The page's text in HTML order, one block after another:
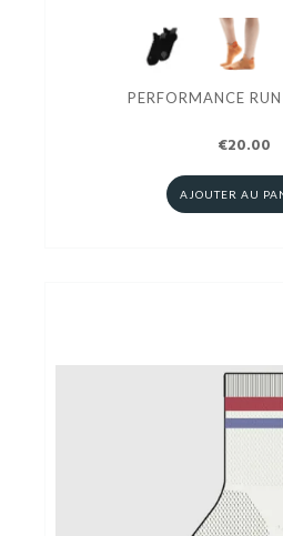
PERFORMANCE
€20.00
AJOUTER AU